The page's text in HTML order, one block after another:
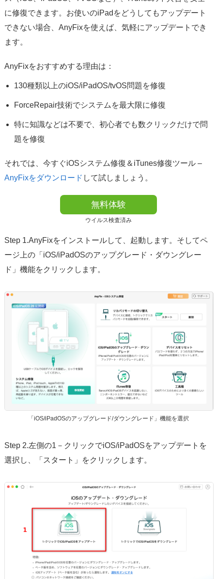
に修復できます。お使いのiPadをどうしてもアップデート
できない場合、AnyFixを使えば、気軽にアップデートでき
ます。
AnyFixをおすすめする理由は：
130種類以上のiOS/iPadOS/tvOS問題を修復
ForceRepair技術でシステムを最大限に修復
特に知識などは不要で、初心者でも数クリックだけで問
題を修復
それでは、今すぐiOSシステム修復＆iTunes修復ツール –
AnyFixをダウンロード して試しましょう。
無料体験
ウイルス検査済み
Step 1.AnyFixをインストールして、起動します。そしてペ
ージ上の「iOS/iPadOSのアップグレード・ダウングレー
ド」機能をクリックします。
「iOS/iPadOSのアップグレード/ダウングレード」機能を選択
Step 2.左側の1－クリックでiOS/iPadOSをアップデートを
選択し、「スタート」をクリックします。